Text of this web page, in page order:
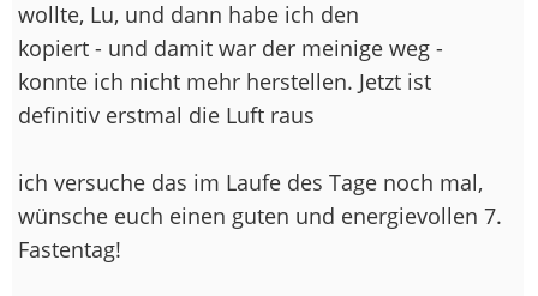
wollte, Lu, und dann habe ich den
kopiert - und damit war der meinige weg -
konnte ich nicht mehr herstellen. Jetzt ist
definitiv erstmal die Luft raus
ich versuche das im Laufe des Tage noch mal,
wünsche euch einen guten und energievollen 7.
Fastentag!